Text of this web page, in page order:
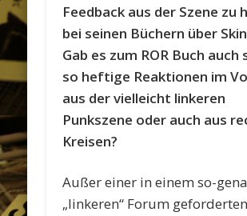
Feedback aus der Szene zu
bei seinen Büchern über
Gab es zum ROR Buch auch
so heftige Reaktionen im
aus der vielleicht linkeren
Punkszene oder auch aus
Kreisen?
Außer einer in einem so-
„linkeren“ Forum geforderten